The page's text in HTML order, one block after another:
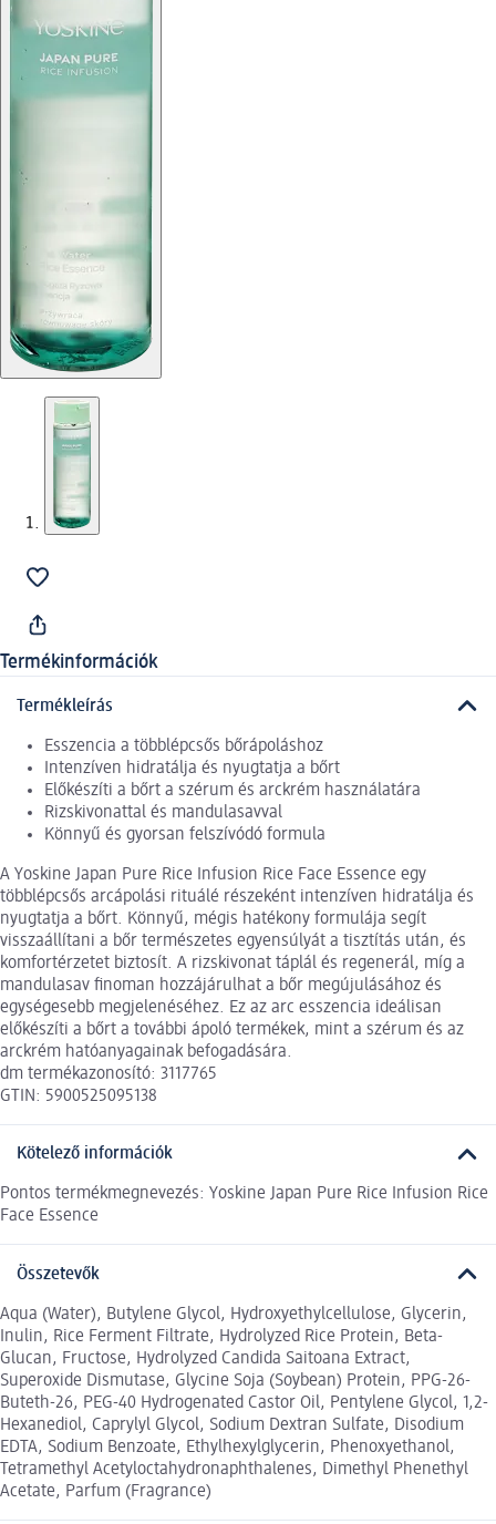
Termékinformációk
Termékleírás
Esszencia a többlépcsős bőrápoláshoz
Intenzíven hidratálja és nyugtatja a bőrt
Előkészíti a bőrt a szérum és arckrém használatára
Rizskivonattal és mandulasavval
Könnyű és gyorsan felszívódó formula
A Yoskine Japan Pure Rice Infusion Rice Face Essence egy
többlépcsős arcápolási rituálé részeként intenzíven hidratálja és
nyugtatja a bőrt. Könnyű, mégis hatékony formulája segít
visszaállítani a bőr természetes egyensúlyát a tisztítás után, és
komfortérzetet biztosít. A rizskivonat táplál és regenerál, míg a
mandulasav finoman hozzájárulhat a bőr megújulásához és
egységesebb megjelenéséhez. Ez az arc esszencia ideálisan
előkészíti a bőrt a további ápoló termékek, mint a szérum és az
arckrém hatóanyagainak befogadására.
dm termékazonosító: 3117765
GTIN: 5900525095138
Kötelező információk
Pontos termékmegnevezés: Yoskine Japan Pure Rice Infusion Rice
Face Essence
Összetevők
Aqua (Water), Butylene Glycol, Hydroxyethylcellulose, Glycerin,
Inulin, Rice Ferment Filtrate, Hydrolyzed Rice Protein, Beta-
Glucan, Fructose, Hydrolyzed Candida Saitoana Extract,
Superoxide Dismutase, Glycine Soja (Soybean) Protein, PPG-26-
Buteth-26, PEG-40 Hydrogenated Castor Oil, Pentylene Glycol, 1,2-
Hexanediol, Caprylyl Glycol, Sodium Dextran Sulfate, Disodium
EDTA, Sodium Benzoate, Ethylhexylglycerin, Phenoxyethanol,
Tetramethyl Acetyloctahydronaphthalenes, Dimethyl Phenethyl
Acetate, Parfum (Fragrance)